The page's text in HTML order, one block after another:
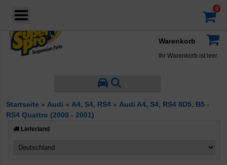
Warenkorb
Ihr Warenkorb ist leer.
Startseite » Audi » A4, S4, RS4 » Audi A4, S4, RS4 8D5, B5 -
RS4 Quattro (2000 - 2001)
Lieferland
Filter nach Hersteller
Produkttyp
Zugstrebenbuchsen
Andere